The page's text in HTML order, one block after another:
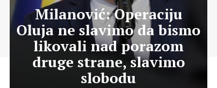
Milanović: Operaciju
Oluja ne slavimo da bismo
likovali nad porazom
druge strane, slavimo
slobodu